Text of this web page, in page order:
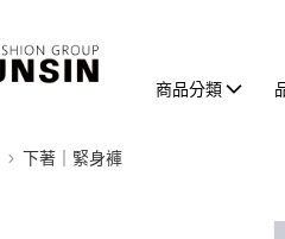
商品分類
下著｜緊身褲